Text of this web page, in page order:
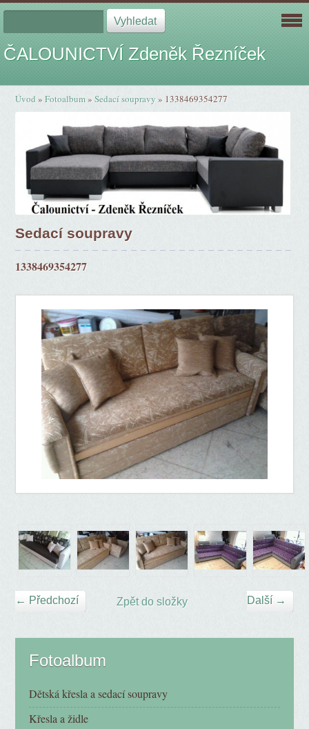
ČALOUNICTVÍ Zdeněk Řezníček
Úvod »Fotoalbum»Sedací soupravy » 1338469354277
Sedací soupravy
1338469354277
← Předchozí Další →
Zpět do složky
Fotoalbum
Dětská křesla a sedací soupravy
Křesla a židle